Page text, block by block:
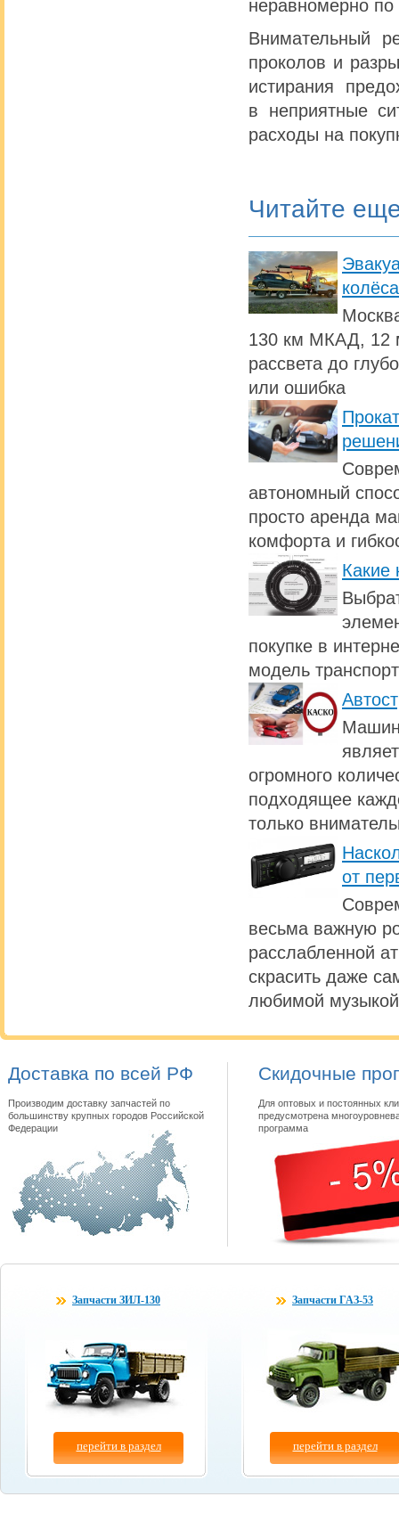
неравномерно по
Внимательный
проколов и
истирания
в неприятные
расходы на
Читайте
130 км МКАД, 12
рассвета до
или ошибка
автономный
просто аренда
комфорта и
Какие
покупке в
модель
огромного
подходящее
только
от
весьма важную
расслабленной
скрасить даже
любимой
Доставка по всей РФ
Производим доставку запчастей по
большинству крупных городов Российской
Федерации
Скидочные
Для оптовых и постоянных
предусмотрена
программа
Запчасти ЗИЛ-130
перейти в раздел
Запчасти ГАЗ-53
перейти в раздел